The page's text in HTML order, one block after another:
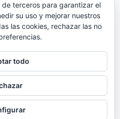
,Funciona gracias a
Aviso legal
terceros para garantizar el
su uso y mejorar nuestros
las cookies, rechazar las no
todo